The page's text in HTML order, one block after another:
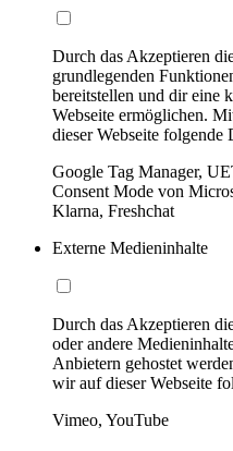
Durch das Akzeptieren
grundlegenden
bereitstellen und dir eine
Webseite ermöglichen.
dieser Webseite folgende
Google Tag Manager,
Consent Mode von
Klarna, Freshchat
Externe Medieninhalte
Durch das Akzeptieren
oder andere
Anbietern gehostet
wir auf dieser Webseite
Vimeo, YouTube